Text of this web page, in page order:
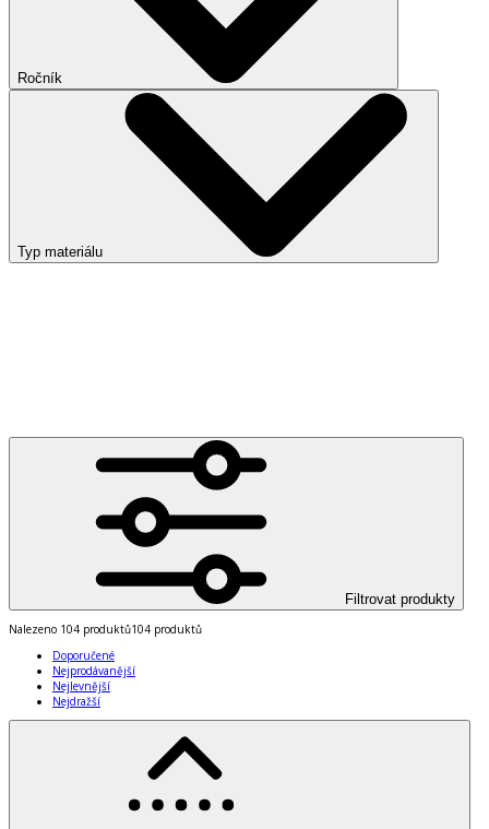
Ročník
Typ materiálu
Filtrovat produkty
Nalezeno 104 produktů104 produktů
Doporučené
Nejprodávanější
Nejlevnější
Nejdražší